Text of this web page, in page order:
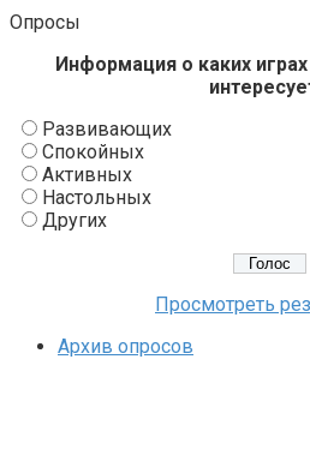
Опросы
Информация о каких
Развивающих
Спокойных
Активных
Настольных
Других
Просмотреть
Архив опросов